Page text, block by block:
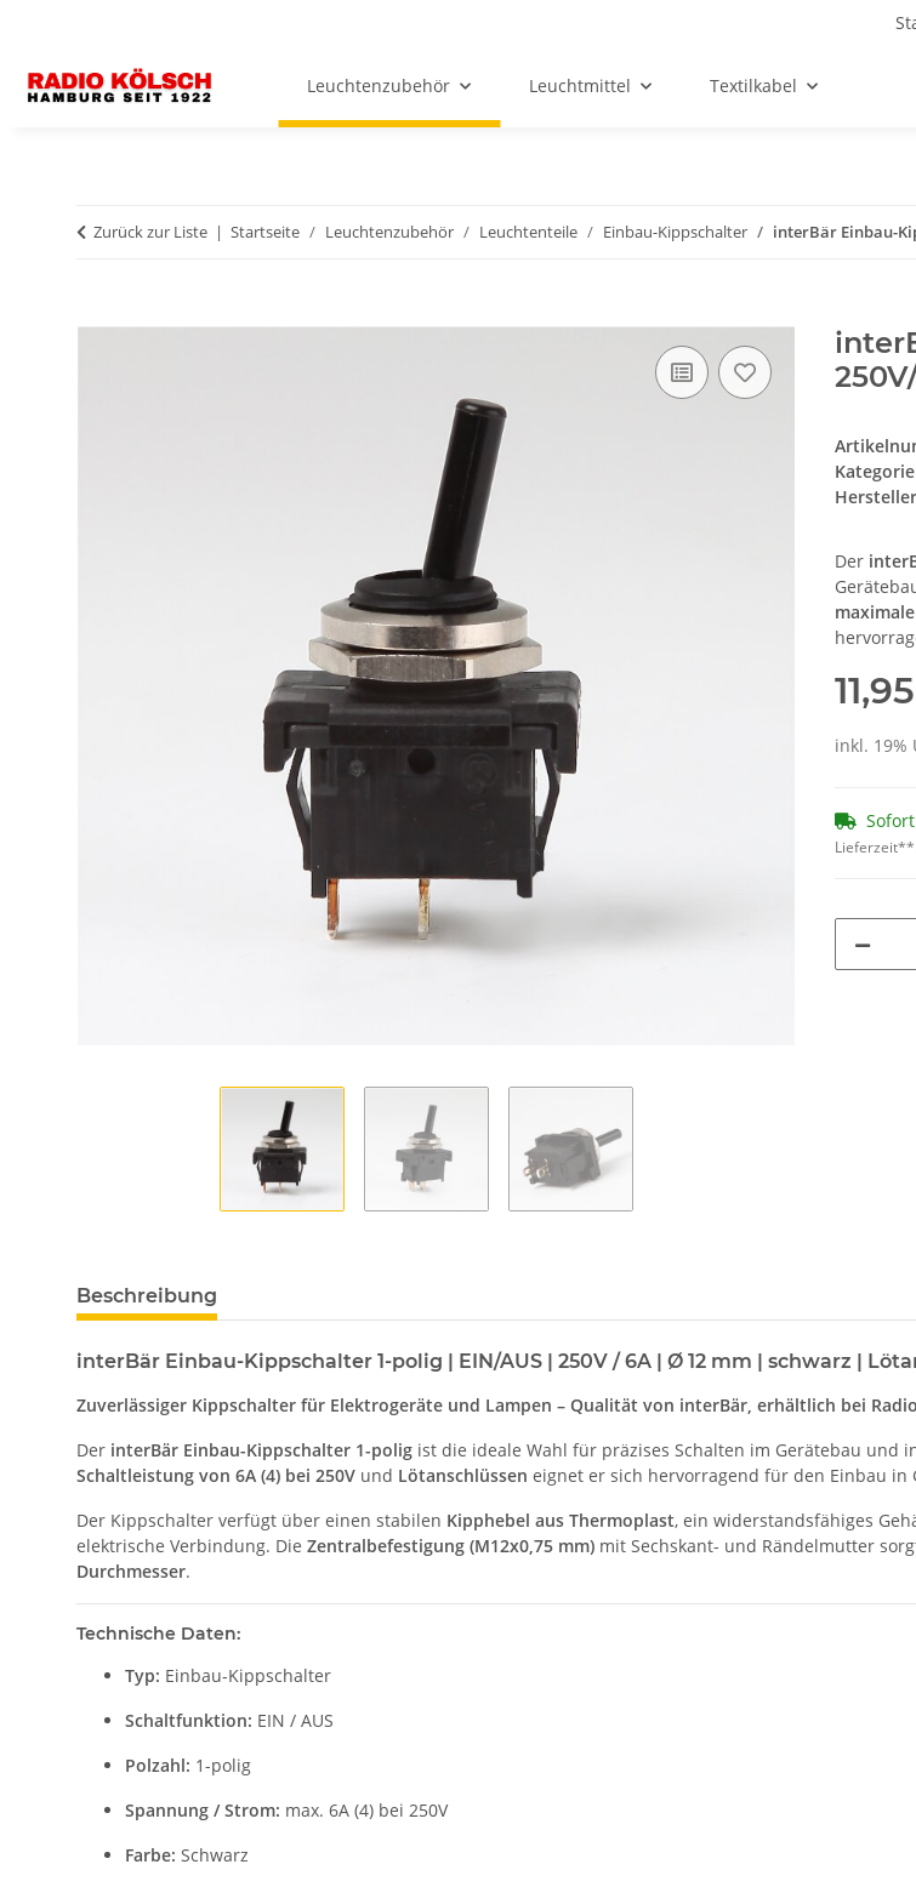
Leuchtenzubehör Leuchtmittel Textilkabel
Zurück zur Liste Startseite Leuchtenzubehör Leuchtenteile Einbau-Kippschalter interBär Einbau-
Der
inkl. 19%
Beschreibung
interBär Einbau-Kippschalter 1-polig | EIN/AUS | 250V / 6A | Ø 12 mm | schwarz |
Zuverlässiger Kippschalter für Elektrogeräte und Lampen – Qualität von interBär, erhältlich bei
Der interBär Einbau-Kippschalter 1-polig ist die ideale Wahl für präzises Schalten im Gerätebau
Schaltleistung von 6A (4) bei 250V und Lötanschlüssen eignet er sich hervorragend für den Einbau in
Der Kippschalter verfügt über einen stabilen Kipphebel aus Thermoplast, ein widerstandsfähiges
elektrische Verbindung. Die Zentralbefestigung (M12x0,75 mm) mit Sechskant- und Rändelmutter
Durchmesser.
Technische Daten:
Typ: Einbau-Kippschalter
Schaltfunktion: EIN / AUS
Polzahl: 1-polig
Spannung / Strom: max. 6A (4) bei 250V
Farbe: Schwarz